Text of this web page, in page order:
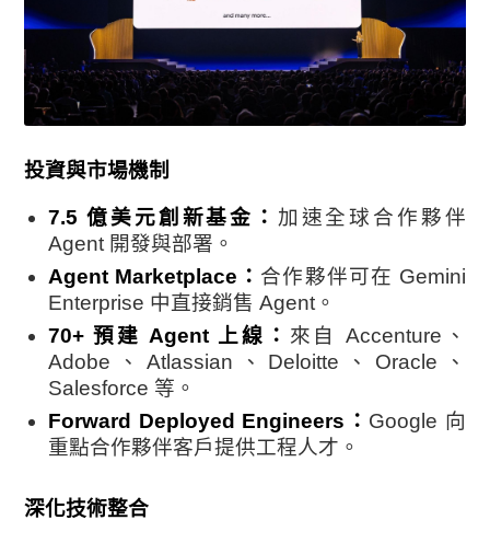
投資與市場機制
7.5 億美元創新基金： 加速全球合作夥伴
Agent 開發與部署。
Agent Marketplace： 合作夥伴可在 Gemini
Enterprise 中直接銷售 Agent。
70+ 預建 Agent 上線： 來自 Accenture、
Adobe、Atlassian、Deloitte、Oracle、
Salesforce 等。
Forward Deployed Engineers： Google 向
重點合作夥伴客戶提供工程人才。
深化技術整合